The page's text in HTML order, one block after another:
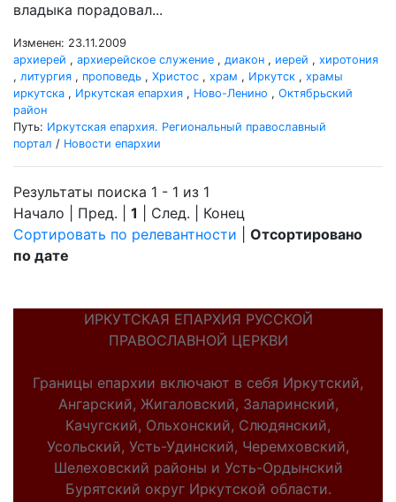
владыка порадовал...
Изменен: 23.11.2009
архиерей , архиерейское служение , диакон , иерей , хиротония
, литургия , проповедь , Христос , храм , Иркутск , храмы
иркутска , Иркутская епархия , Ново-Ленино , Октябрьский
район
Путь: Иркутская епархия. Региональный православный
портал / Новости епархии
Результаты поиска 1 - 1 из 1
Начало | Пред. | 1 | След. | Конец
Сортировать по релевантности
Отсортировано
по дате
ИРКУТСКАЯ ЕПАРХИЯ РУССКОЙ
ПРАВОСЛАВНОЙ ЦЕРКВИ
Границы епархии включают в себя Иркутский,
Ангарский, Жигаловский, Заларинский,
Качугский, Ольхонский, Слюдянский,
Усольский, Усть-Удинский, Черемховский,
Шелеховский районы и Усть-Ордынский
Бурятский округ Иркутской области.